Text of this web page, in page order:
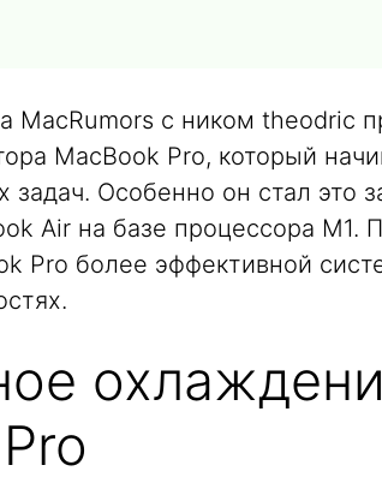
MacRumors с ником theodric
MacBook Pro, который
Особенно он стал это
Air на базе процессора M1.
Pro более эффективной